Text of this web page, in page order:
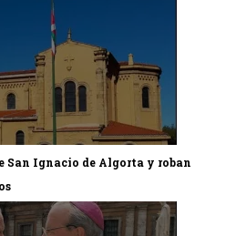
San Ignacio de Algorta y roban